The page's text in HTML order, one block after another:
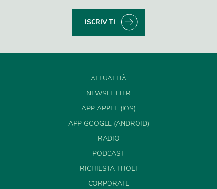
ISCRIVITI
ATTUALITÀ
NEWSLETTER
APP APPLE (IOS)
APP GOOGLE (ANDROID)
RADIO
PODCAST
RICHIESTA TITOLI
CORPORATE